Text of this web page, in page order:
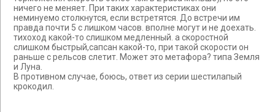
ничего не меняет. При таких характеристиках они
неминуемо столкнутся, если встретятся. До встречи им
правда почти 5 с лишком часов. вполне могут и не доехать.
тихоход какой-то слишком медленный. а скоростной
слишком быстрый,сапсан какой-то, при такой скорости он
раньше с рельсов слетит. Может это метафора? типа Земля
и Луна.
В противном случае, боюсь, ответ из серии шестилапый
крокодил.